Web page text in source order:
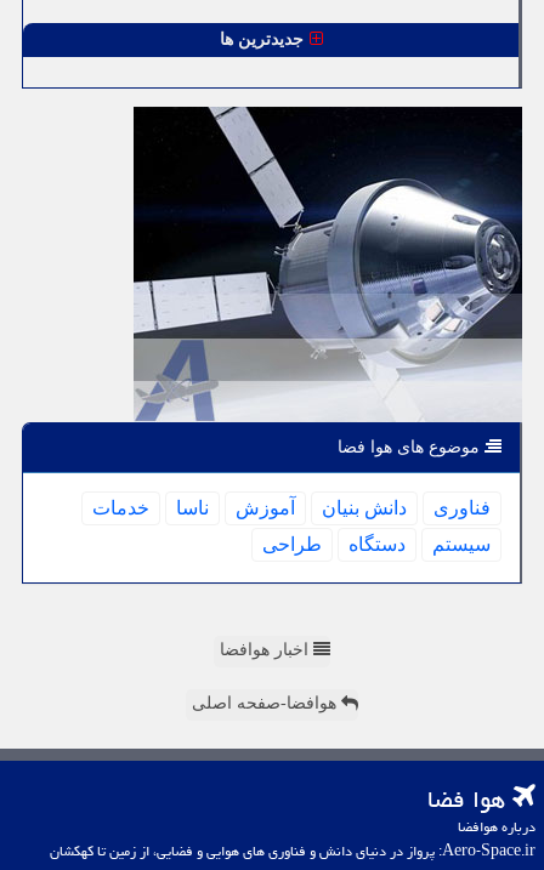
جدیدترین ها
موضوع های هوا فضا
فناوری دانش بنیان آموزش ناسا
خدمات
سیستم
دستگاه طراحی
اخبار هوافضا
هوافضا-صفحه اصلی
هوا فضا
درباره هوافضا
Aero-Space.ir: پرواز در دنیای دانش و فناوری های هوایی و فضایی، از زمین تا کهکشان